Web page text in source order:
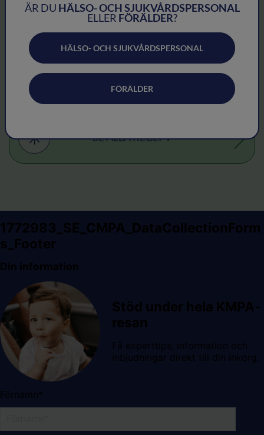
Mannagrynsgröt
SE ALLA RECEPT
ÄR DU HÄLSO- OCH SJUKVÅRDSPERSONAL
ELLER FÖRÄLDER?
HÄLSO- OCH SJUKVÅRDSPERSONAL
FÖRÄLDER